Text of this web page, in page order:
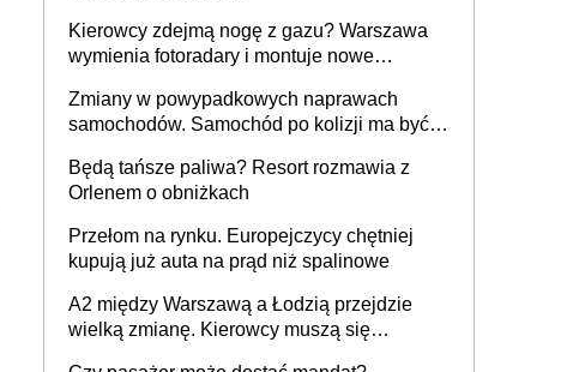
Kierowcy zdejmą nogę z gazu? Warszawa
wymienia fotoradary i montuje nowe
Zmiany w powypadkowych naprawach
samochodów. Samochód po kolizji ma być
technologią producenta
Będą tańsze paliwa? Resort rozmawia z
Orlenem o obniżkach
Przełom na rynku. Europejczycy chętniej
kupują już auta na prąd niż spalinowe
A2 między Warszawą a Łodzią przejdzie
wielką zmianę. Kierowcy muszą się